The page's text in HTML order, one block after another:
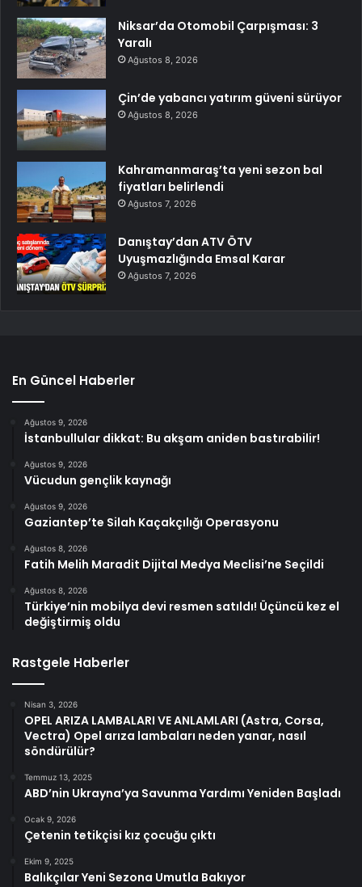
Niksar’da Otomobil Çarpışması: 3
Yaralı
Ağustos 8, 2026
Çin’de yabancı yatırım güveni sürüyor
Ağustos 8, 2026
Kahramanmaraş’ta yeni sezon bal
fiyatları belirlendi
Ağustos 7, 2026
Danıştay’dan ATV ÖTV
Uyuşmazlığında Emsal Karar
Ağustos 7, 2026
En Güncel Haberler
Ağustos 9, 2026
İstanbullular dikkat: Bu akşam aniden bastırabilir!
Ağustos 9, 2026
Vücudun gençlik kaynağı
Ağustos 9, 2026
Gaziantep’te Silah Kaçakçılığı Operasyonu
Ağustos 8, 2026
Fatih Melih Maradit Dijital Medya Meclisi’ne Seçildi
Ağustos 8, 2026
Türkiye’nin mobilya devi resmen satıldı! Üçüncü kez el
değiştirmiş oldu
Rastgele Haberler
Nisan 3, 2026
OPEL ARIZA LAMBALARI VE ANLAMLARI (Astra, Corsa,
Vectra) Opel arıza lambaları neden yanar, nasıl
söndürülür?
Temmuz 13, 2025
ABD’nin Ukrayna’ya Savunma Yardımı Yeniden Başladı
Ocak 9, 2026
Çetenin tetikçisi kız çocuğu çıktı
Ekim 9, 2025
Balıkçılar Yeni Sezona Umutla Bakıyor